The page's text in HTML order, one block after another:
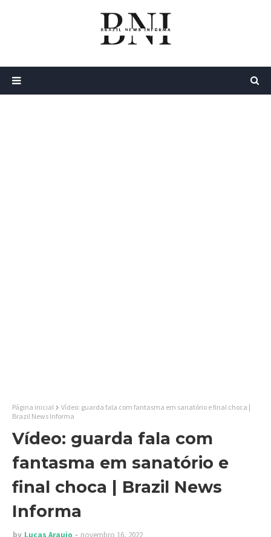
Página inicial
Vídeo: guarda fala com fantasma em sanatório e final choca |
Brazil News Informa
Vídeo: guarda fala com
fantasma em sanatório e
final choca | Brazil News
Informa
by Lucas Araujo novembro 16, 2022